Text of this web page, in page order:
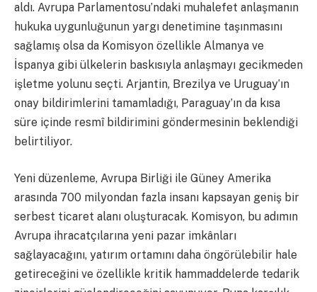
aldı. Avrupa Parlamentosu’ndaki muhalefet anlaşmanın
hukuka uygunluğunun yargı denetimine taşınmasını
sağlamış olsa da Komisyon özellikle Almanya ve
İspanya gibi ülkelerin baskısıyla anlaşmayı gecikmeden
işletme yolunu seçti. Arjantin, Brezilya ve Uruguay’ın
onay bildirimlerini tamamladığı, Paraguay’ın da kısa
süre içinde resmî bildirimini göndermesinin beklendiği
belirtiliyor.
Yeni düzenleme, Avrupa Birliği ile Güney Amerika
arasında 700 milyondan fazla insanı kapsayan geniş bir
serbest ticaret alanı oluşturacak. Komisyon, bu adımın
Avrupa ihracatçılarına yeni pazar imkânları
sağlayacağını, yatırım ortamını daha öngörülebilir hale
getireceğini ve özellikle kritik hammaddelerde tedarik